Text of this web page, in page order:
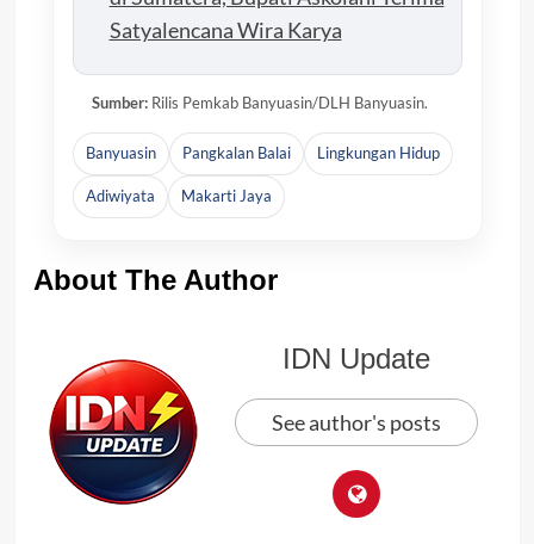
Satyalencana Wira Karya
Sumber:Rilis Pemkab Banyuasin/DLH Banyuasin.
Banyuasin Pangkalan Balai Lingkungan Hidup
Adiwiyata Makarti Jaya
About The Author
IDN Update
See author's posts